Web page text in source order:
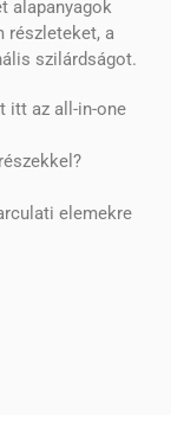
alapanyagok
részleteket, a
szilárdságot.
itt az all-in-one
elemekre